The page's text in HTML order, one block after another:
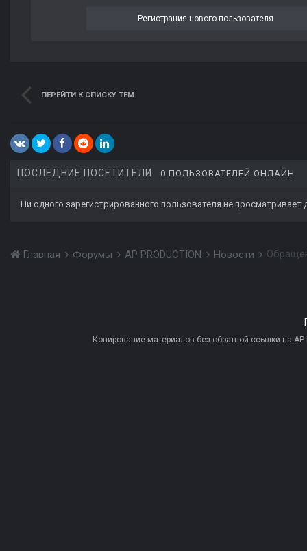
Регистрация нового пользователя
ПЕРЕЙТИ К СПИСКУ ТЕМ
ПОСЛЕДНИЕ ПОСЕТИТЕЛИ 0 ПОЛЬЗОВАТЕЛЕЙ ОНЛАЙН
Ни одного зарегистрированного пользователя не просматривает
Главная Форумы AP PRODUCTION Новости
Копирование материалов без обратной ссылки на